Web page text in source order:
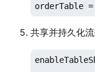
orderTable
共享并持久化